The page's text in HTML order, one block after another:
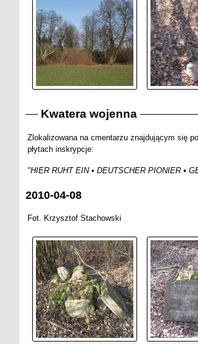
Kwatera wojenna
Zlokalizowana na cmentarzu znajdującym się
płytach inskrypcje:
"HIER RUHT EIN • DEUTSCHER PIONIER •
2010-04-08
Fot. Krzysztof Stachowski